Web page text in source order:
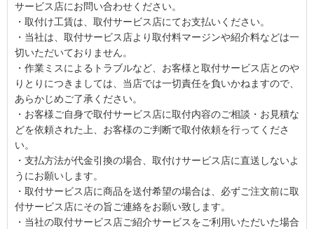
サービス店にお問い合わせください。
・取付け工賃は、取付サービス店にてお支払いください。
・当社は、取付サービス店より取付料マージンや紹介料などは一
切いただいておりません。
・作業ミスによるトラブルなど、お客様と取付サービス店とのや
りとりにつきましては、当店では一切責任を負いかねますので、
あらかじめご了承ください。
・お客様ご自身で取付サービス店に取付内容のご相談・お見積な
どを依頼された上、お客様のご判断で取付依頼を行ってくださ
い。
・支払方法が代金引換の場合、取付けサービス店に直送しないよ
うにお願いします。
・取付サービス店に商品を送付希望の場合は、必ずご注文前に取
付サービス店にその旨ご連絡をお願い致します。
・当社の取付サービス店ご紹介サービスをご利用いただいた場合